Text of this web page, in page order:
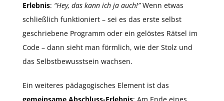
Erlebnis: “Hey, das kann ich ja auch!”Wenn etwas
schließlich funktioniert – sei es das erste selbst
geschriebene Programm oder ein gelöstes Rätsel im
Code – dann sieht man förmlich, wie der Stolz und
das Selbstbewusstsein wachsen.
Ein weiteres pädagogisches Element ist das